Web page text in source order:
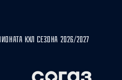
КХЛ СЕЗОНА 2026/2027